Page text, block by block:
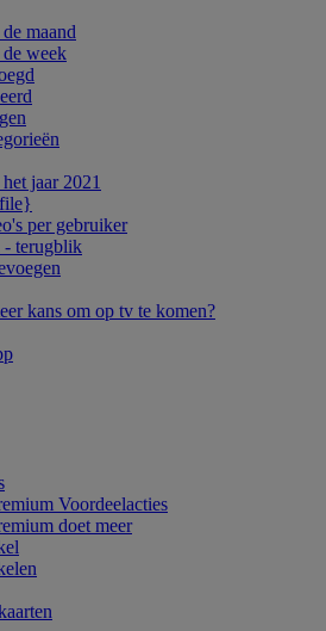
maand
week
jaar 2021
per gebruiker
- terugblik
kans om op tv te komen?
Voordeelacties
doet meer